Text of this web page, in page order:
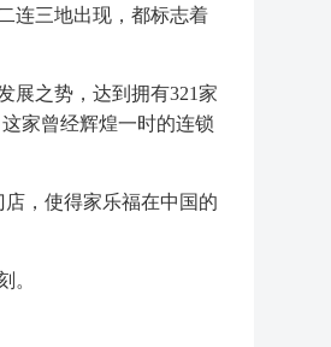
连三地出现，都标志着
展之势，达到拥有321家
家曾经辉煌一时的连锁
，使得家乐福在中国的
。